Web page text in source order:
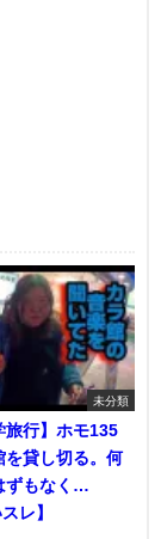
未分類
旅行】ホモ135
を貸し切る。何
ずもなく…
レ】